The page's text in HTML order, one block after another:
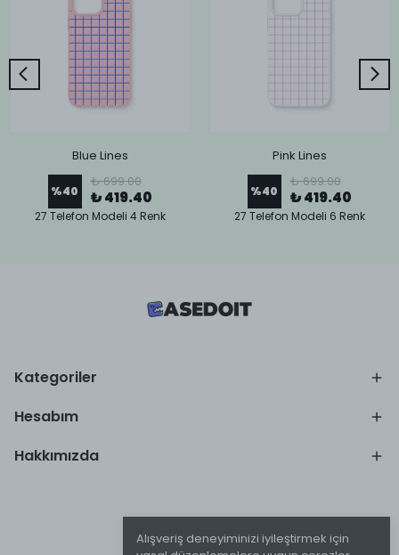
Alışveriş deneyiminizi iyileştirmek için
Blue Lines
%40
₺ 699.00
₺ 419.40
27 Telefon Modeli 4 Renk
Pink Lines
%40
₺ 699.00
₺ 419.40
27 Telefon Modeli 6 Renk
Kategoriler
Hesabım
Hakkımızda